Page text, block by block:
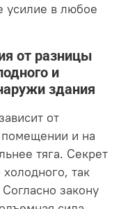
усилие в любое
от разницы
и
здания
от
помещении и на
тяга. Секрет
так
закону